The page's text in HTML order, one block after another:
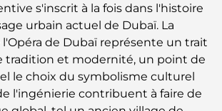
la plus chère de Dubaï : un guide
les parents
écoles près de Damac Hills 2 : un
les familles
s'inscrit à la fois dans l'histoire
urbain actuel de Dubaï. La
de Dubaï représente un trait
tradition et modernité, un point de
le choix du symbolisme culturel
l'ingénierie contribuent à faire de